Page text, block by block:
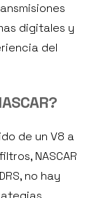
digitales y
del
de un V8 a
NASCAR
no hay